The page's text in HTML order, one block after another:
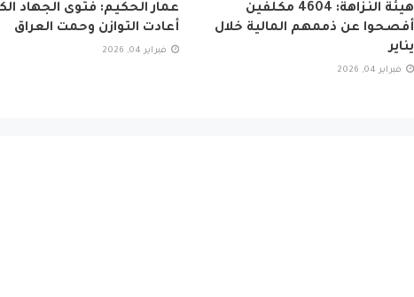
هيئة النزاهة: 4604 مكلفين
أفصحوا عن ذممهم المالية خلال
يناير
فبراير 04, 2026
عمار الحكيم: فتوى الجهاد
أعادت التوازن وحمت العراق
فبراير 04, 2026